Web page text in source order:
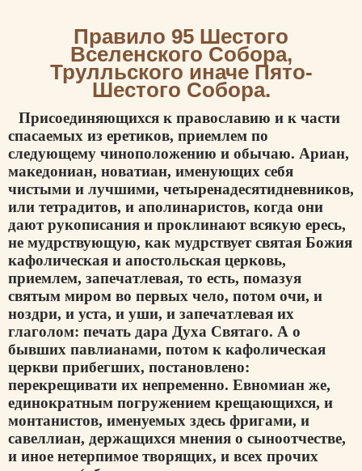
Правило 95 Шестого
Вселенского Собора,
Трулльского иначе Пято-
Шестого Собора.
Присоединяющихся к православию и к части
спасаемых из еретиков, приемлем по
следующему чиноположению и обычаю. Ариан,
македониан, новатиан, именующих себя
чистыми и лучшими, четыренадесятидневников,
или тетрадитов, и аполинаристов, когда они
дают рукописания и проклинают всякую ересь,
не мудрствующую, как мудрствует святая Божия
кафолическая и апостольская церковь,
приемлем, запечатлевая, то есть, помазуя
святым миром во первых чело, потом очи, и
ноздри, и уста, и уши, и запечатлевая их
глаголом: печать дара Духа Святаго. А о
бывших павлианами, потом к кафолическая
церкви прибегших, постановлено:
перекрещивати их непременно. Евномиан же,
единократным погружением крещающихся, и
монтанистов, именуемых здесь фригами, и
савеллиан, держащихся мнения о сыноотчестве,
и иное нетерпимое творящих, и всех прочих